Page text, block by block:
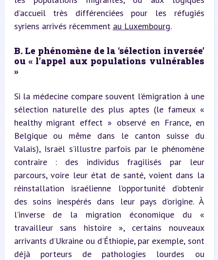
d’accueil très différenciées pour les réfugiés
syriens arrivés récemment au Luxembourg.
B. Le phénomène de la ‘sélection inversée’
ou « l’appel aux populations vulnérables
»
Si la médecine compare souvent l’émigration à une
sélection naturelle des plus aptes (le fameux «
healthy migrant effect » observé en France, en
Belgique ou même dans le canton suisse du
Valais), Israël s’illustre parfois par le phénomène
contraire : des individus fragilisés par leur
parcours, voire leur état de santé, voient dans la
réinstallation israélienne l’opportunité d’obtenir
des soins inespérés dans leur pays d’origine. À
l’inverse de la migration économique du «
travailleur sans histoire », certains nouveaux
arrivants d’Ukraine ou d’Éthiopie, par exemple, sont
déjà porteurs de pathologies lourdes ou